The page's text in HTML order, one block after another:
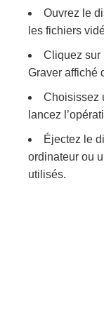
Ouvrez le
les fichiers
Cliquez sur
Graver affiché
Choisissez
lancez
Éjectez le
ordinateur ou
utilisés.